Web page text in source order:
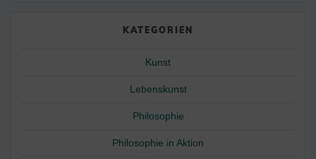
KATEGORIEN
Kunst
Lebenskunst
Philosophie
Philosophie in Aktion